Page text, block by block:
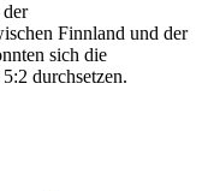
Finnland und der
sich die
durchsetzen.